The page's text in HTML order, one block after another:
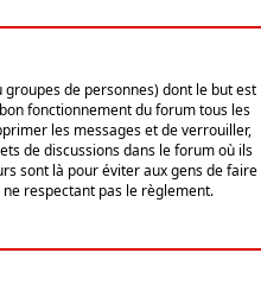
de personnes) dont le but est
fonctionnement du forum tous les
les messages et de verrouiller,
de discussions dans le forum où ils
sont là pour éviter aux gens de faire
respectant pas le règlement.